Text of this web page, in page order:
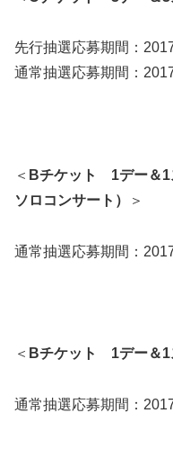
先行抽選応募期間：
通常抽選応募期間：
＜ Bチケット 1デー＆1
ソロコンサート）
＞
通常抽選応募期間：
＜ Bチケット 1デー＆1
通常抽選応募期間：